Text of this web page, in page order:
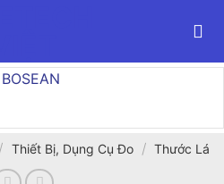
/ Thiết Bị, Dụng Cụ Đo / Thước Lá